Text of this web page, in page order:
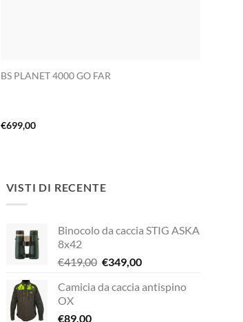
BS PLANET 4000 GO FAR
€699,00
VISTI DI RECENTE
Binocolo da caccia STIG ASKA
8x42
€419,00 Il
originale
€349,00Il
attuale
Camicia da caccia antispino
OX
€89,00